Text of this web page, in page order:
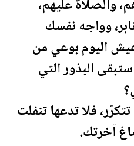
والصلاة عليهم،
وواجه نفسك
اليوم بوعي من
البذور التي
فلا تدعها تنفلت
آخرتك.